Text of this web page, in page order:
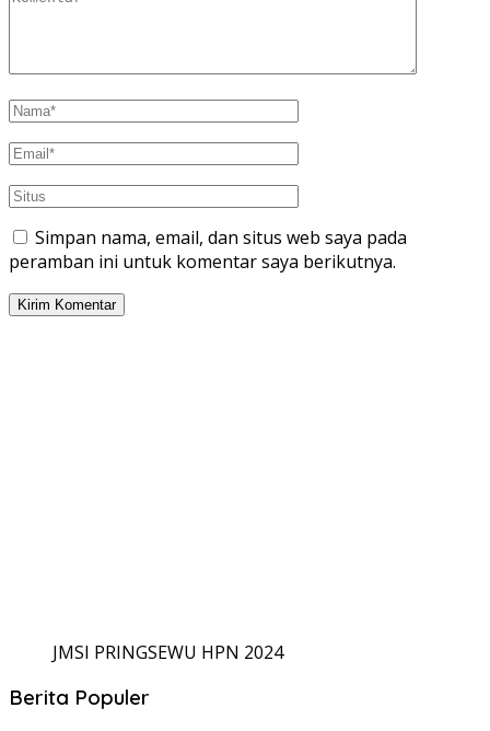
Simpan nama, email, dan situs web saya pada
peramban ini untuk komentar saya berikutnya.
JMSI PRINGSEWU HPN 2024
Berita Populer